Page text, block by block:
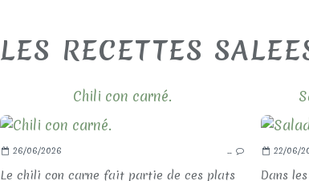
LES RECETTES
Chili con carné.
26/06/2026 …
Le chili con carne fait partie de ces plats
22/06/
Dans